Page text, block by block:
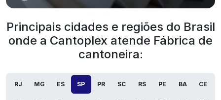
Principais cidades e regiões do Brasil
onde a Cantoplex atende Fábrica de
cantoneira:
RJ MG ES SP PR SC RS PE BA CE